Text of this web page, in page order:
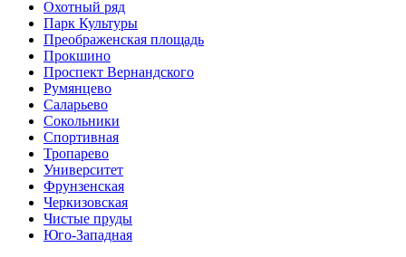
Охотный ряд
Парк Культуры
Преобра­женская площадь
Прокшино
Проспект Вернандского
Румянцево
Саларьево
Сокольники
Спортивная
Тропарево
Университет
Фрунзенская
Черкизовская
Чистые пруды
Юго-Западная